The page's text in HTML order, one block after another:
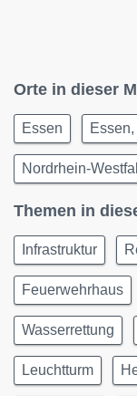
Orte in dieser
Essen
Nordrhein-
Themen in
Infrastruktur
Feuerwehrhaus
Wasserrettung
Leuchtturm